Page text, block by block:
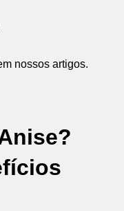
nossos artigos.